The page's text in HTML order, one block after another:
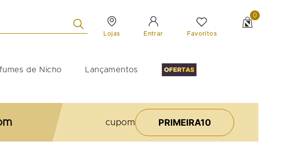
Lojas Entrar Favoritos
0
de Nicho Lançamentos
cupom PRIMEIRA10